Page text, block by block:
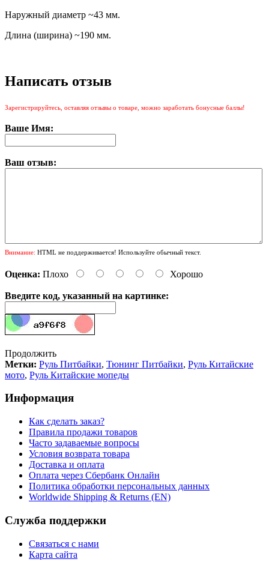
Наружный диаметр ~43 мм.
Длина (ширина) ~190 мм.
Написать отзыв
Зарегистрируйтесь, оставляя отзывы о товаре, можно заработать бонусные баллы!
Ваше Имя:
Ваш отзыв:
Внимание: HTML не поддерживается! Используйте обычный текст.
Оценка: Плохо Хорошо
Введите код, указанный на картинке:
Продолжить
Метки: Руль Питбайки, Тюнинг Питбайки, Руль Китайские
мото, Руль Китайские мопеды
Информация
Как сделать заказ?
Правила продажи товаров
Часто задаваемые вопросы
Условия возврата товара
Доставка и оплата
Оплата через Сбербанк Онлайн
Политика обработки персональных данных
Worldwide Shipping & Returns (EN)
Служба поддержки
Связаться с нами
Карта сайта